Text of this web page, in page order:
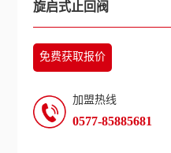
旋启式止回阀
免费获取报价
加盟热线
0577-85885681